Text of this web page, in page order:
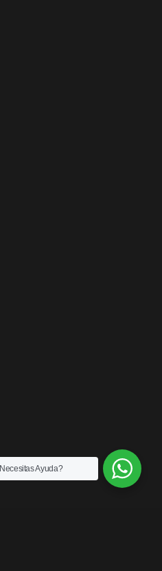
Necesitas Ayuda?